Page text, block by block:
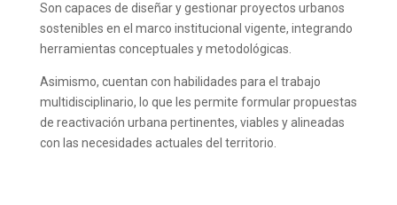
Son capaces de diseñar y gestionar proyectos urbanos
sostenibles en el marco institucional vigente, integrando
herramientas conceptuales y metodológicas.
Asimismo, cuentan con habilidades para el trabajo
multidisciplinario, lo que les permite formular propuestas
de reactivación urbana pertinentes, viables y alineadas
con las necesidades actuales del territorio.